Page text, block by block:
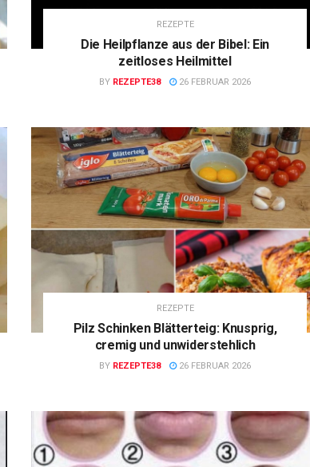
REZEPTE
Die Heilpflanze aus der Bibel: Ein
zeitloses Heilmittel
BY REZEPTE38 26 FEBRUAR 2026
REZEPTE
Pilz Schinken Blätterteig: Knusprig,
cremig und unwiderstehlich
BY REZEPTE38 26 FEBRUAR 2026